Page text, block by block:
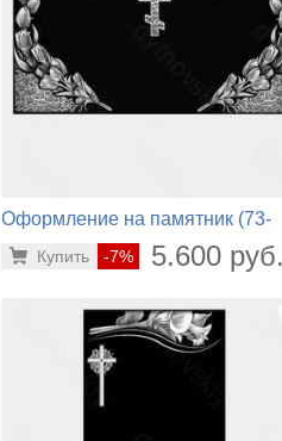
Оформление на памятник (73-
-7% 5.600 руб.
Купить